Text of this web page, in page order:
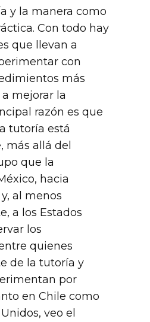
y la manera como
Con todo hay
que llevan a
con
más
mejorar la
razón es que
tutoría está
más allá del
que la
hacia
al menos
a los Estados
los
quienes
de la tutoría y
por
en Chile como
veo el